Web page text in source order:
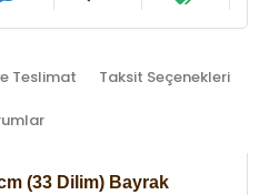
Teslimat Taksit Seçenekleri
(33 Dilim) Bayrak